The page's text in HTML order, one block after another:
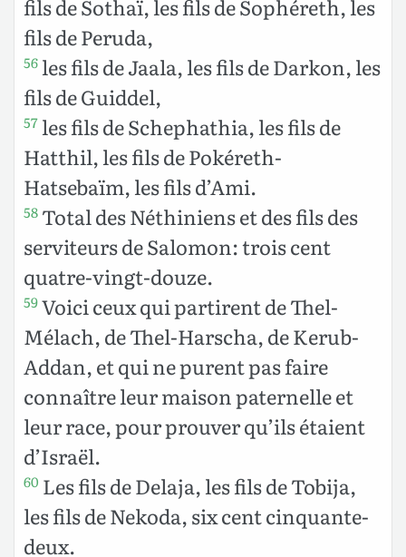
fils de Sothaï, les fils de Sophéreth, les
fils de Peruda,
56 les fils de Jaala, les fils de Darkon, les
fils de Guiddel,
57 les fils de Schephathia, les fils de
Hatthil, les fils de Pokéreth-
Hatsebaïm, les fils d’Ami.
58 Total des Néthiniens et des fils des
serviteurs de Salomon: trois cent
quatre-vingt-douze.
59Voici ceux qui partirent de Thel-
Mélach, de Thel-Harscha, de Kerub-
Addan, et qui ne purent pas faire
connaître leur maison paternelle et
leur race, pour prouver qu’ils étaient
d’Israël.
60 Les fils de Delaja, les fils de Tobija,
les fils de Nekoda, six cent cinquante-
deux.